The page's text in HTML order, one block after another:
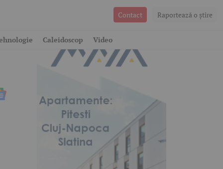
Contact Raportează o ştire
Caleidoscop Video